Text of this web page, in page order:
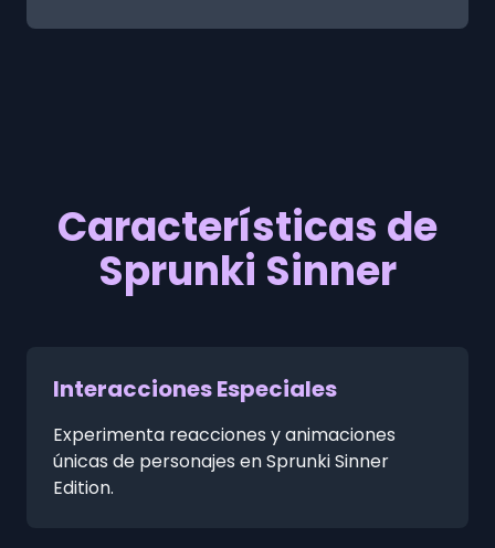
Características de
Sprunki Sinner
Interacciones Especiales
Experimenta reacciones y animaciones
únicas de personajes en Sprunki Sinner
Edition.